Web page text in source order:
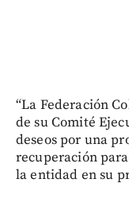
“La Federación
de su Comité
deseos por una
recuperación
la entidad en su